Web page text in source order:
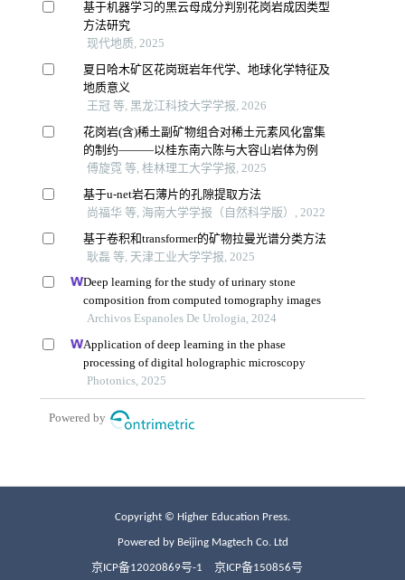
Copyright © Higher Education Press.
Powered by Beijing Magtech Co. Ltd
京ICP备12020869号-1 京ICP备150856号